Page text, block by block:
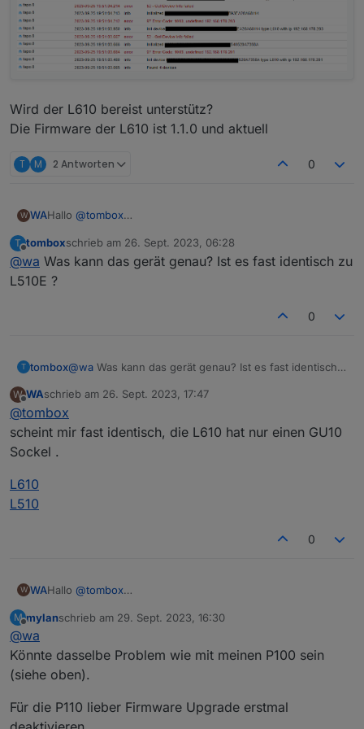
tapo.0
Wird der L610 bereist unterstütz?
Die Firmware der L610 ist 1.1.0 und aktuell
T M 2 Antworten 0
W WAHallo @tombox
ich habe den Adapter heute installiert.
Die Steckdose P110 kann problemlos abgefragt und
gesteuert werden.
Wird der L610 bereist unterstütz?
T
Offline
tomboxschrieb am 26. Sept. 2023, 06:28
zuletzt editiert von
@wa Was kann das gerät genau? Ist es fast identisch zu
L510E ?
0
T tombox@wa Was kann das gerät genau? Ist es fast identisch
W
Offline
WAschrieb am 26. Sept. 2023, 17:47
zuletzt editiert von
@tombox
scheint mir fast identisch, die L610 hat nur einen GU10
Sockel .
L610
L510
0
W WAHallo @tombox
ich habe den Adapter heute installiert.
gesteuert werden.
Meine 3 L610 bringen folgende Fehler im Log.
M mylanschrieb am 29. Sept. 2023, 16:30
zuletzt editiert von
@wa
Könnte dasselbe Problem wie mit meinen P100 sein
(siehe oben).
Für die P110 lieber Firmware Upgrade erstmal